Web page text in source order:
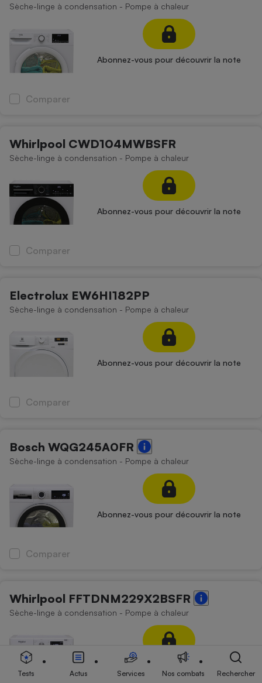
Sèche-linge à condensation - Pompe à chaleur
Abonnez-vous pour découvrir la note
Comparer
Whirlpool CWD104MWBSFR
Sèche-linge à condensation - Pompe à chaleur
Abonnez-vous pour découvrir la note
Comparer
Electrolux EW6HI182PP
Sèche-linge à condensation - Pompe à chaleur
Abonnez-vous pour découvrir la note
Comparer
Bosch WQG245A0FR
Sèche-linge à condensation - Pompe à chaleur
Abonnez-vous pour découvrir la note
Comparer
Whirlpool FFTDNM229X2BSFR
Sèche-linge à condensation - Pompe à chaleur
Abonnez-vous pour découvrir la note
Tests Actus Services Nos combats Rechercher